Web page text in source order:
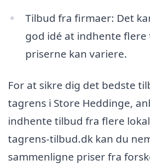
Tilbud fra firmaer: Det
god idé at indhente flere
priserne kan variere.
For at sikre dig det bedste
tagrens i Store Heddinge,
indhente tilbud fra flere
tagrens-tilbud.dk kan du
sammenligne priser fra